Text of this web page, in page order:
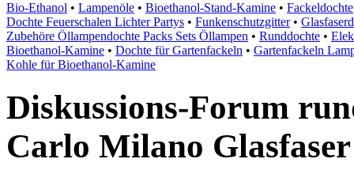
Bio-Ethanol • Lampenöle • Bioethanol-Stand-Kamine • Fackeldochte
Dochte Feuerschalen Lichter Partys • Funkenschutzgitter•
Zubehöre Öllampendochte Packs Sets Öllampen • Runddochte •
Bioethanol-Kamine • Dochte für Gartenfackeln • Gartenfackeln
Kohle für Bioethanol-Kamine
Diskussions-Forum
Carlo Milano